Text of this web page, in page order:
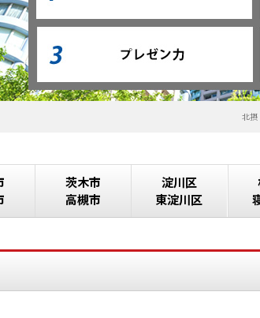
北摂
茨木市
高槻市
淀川区
東淀川区